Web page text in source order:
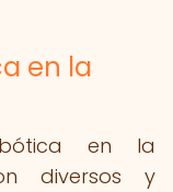
en la
en la
diversos y